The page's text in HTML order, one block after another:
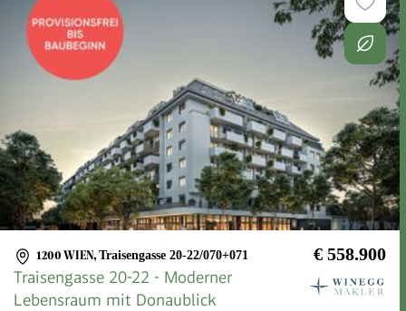
1200 WIEN, Traisengasse 20-22/070+071 € 558.900
Traisengasse 20-22 - Moderner
Lebensraum mit Donaublick